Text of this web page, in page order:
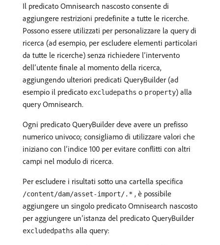
Il predicato Omnisearch nascosto consente di
aggiungere restrizioni predefinite a tutte le ricerche.
Possono essere utilizzati per personalizzare la query di
ricerca (ad esempio, per escludere elementi particolari
da tutte le ricerche) senza richiedere l’intervento
dell’utente finale al momento della ricerca,
aggiungendo ulteriori predicati QueryBuilder (ad
esempio il predicato excludepaths o property) alla
query Omnisearch.
Ogni predicato QueryBuilder deve avere un prefisso
numerico univoco; consigliamo di utilizzare valori che
iniziano con l’indice 100 per evitare conflitti con altri
campi nel modulo di ricerca.
Per escludere i risultati sotto una cartella specifica
/content/dam/asset-import/.* , è possibile
aggiungere un singolo predicato Omnisearch nascosto
per aggiungere un’istanza del predicato QueryBuilder
excludedpaths alla query: